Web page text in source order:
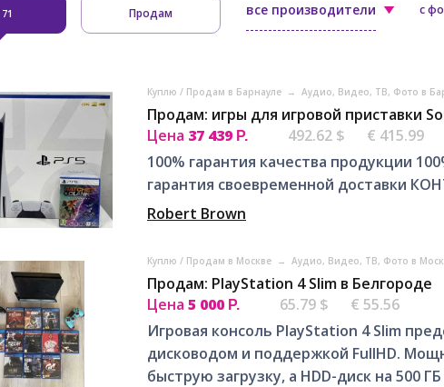
71 Продам все производители с
Куплю / Продам в Барнауле → Аудио, Видео, ТВ, Фото в
Продам: игры для игровой приставки
Цена 37 439 Р. 492.62 $
€ 415.99
100% гарантия качества продукции
гарантия своевременной доставки
Robert Brown
Куплю / Продам в Москве → Аудио, Видео, ТВ, Фото в
Продам: PlayStation 4 Slim в Белгороде
Цена 5 000 Р. 65.79 $
€ 55.56
Игровая консоль PlayStation 4 Slim
дисководом и поддержкой FullHD.
быструю загрузку, а HDD-диск на 500